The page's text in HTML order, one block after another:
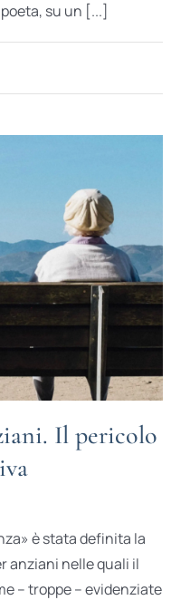
su un [...]
Il pericolo
è stata definita la
anziani nelle quali il
– troppe – evidenziate